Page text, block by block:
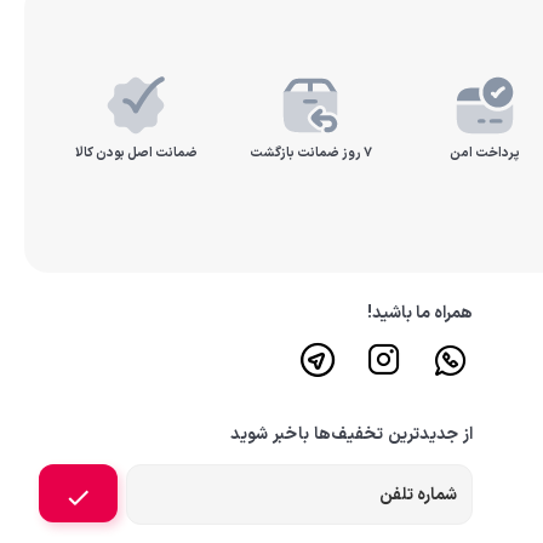
پرداخت امن ۷ روز ضمانت بازگشت ضمانت اصل بودن کالا
همراه ما باشید!
از جدیدترین تخفیف‌ها باخبر شوید